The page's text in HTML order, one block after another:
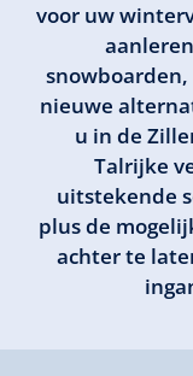
voor uw
nieuwe
u in de
Talrijke
uitstekende
plus de
achter te